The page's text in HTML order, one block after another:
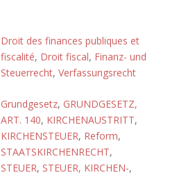
Droit des finances publiques et
fiscalité, Droit fiscal, Finanz- und
Steuerrecht, Verfassungsrecht
Grundgesetz, GRUNDGESETZ,
ART. 140, KIRCHENAUSTRITT,
KIRCHENSTEUER, Reform,
STAATSKIRCHENRECHT,
STEUER, STEUER, KIRCHEN-,